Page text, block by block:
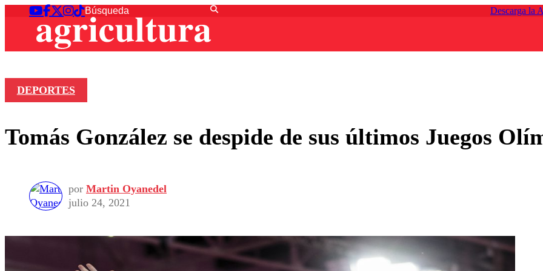
Descarga la
DEPORTES
Tomás González se despide de sus últimos Juegos
por Martin Oyanedel
julio 24, 2021